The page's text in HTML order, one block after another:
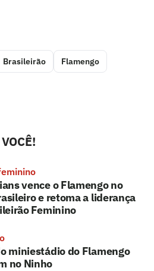
Brasileirão Flamengo
vence o Flamengo no
e retoma a liderança
Feminino
miniestádio do Flamengo
no Ninho